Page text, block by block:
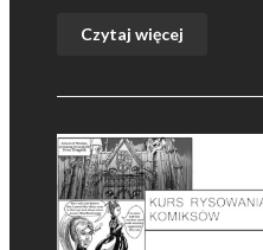
Czytaj więcej